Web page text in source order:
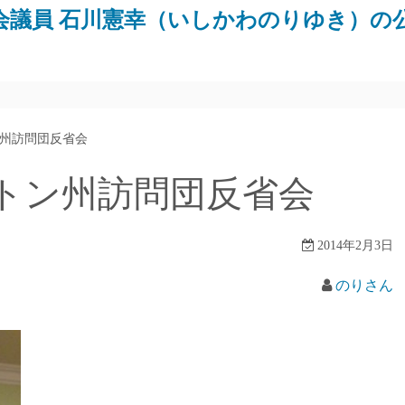
議員 石川憲幸（いしかわのりゆき）の
訪問団反省会
ン州訪問団反省会
2014年2月3日
のりさん